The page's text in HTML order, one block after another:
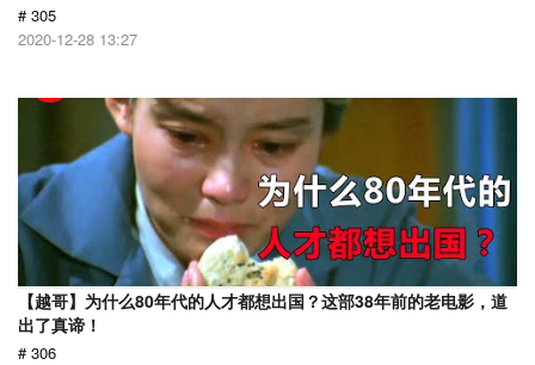
# 305
2020-12-28 13:27
【越哥】为什么80年代的人才都想出国？这部38年前的老电影，道
出了真谛！
# 306